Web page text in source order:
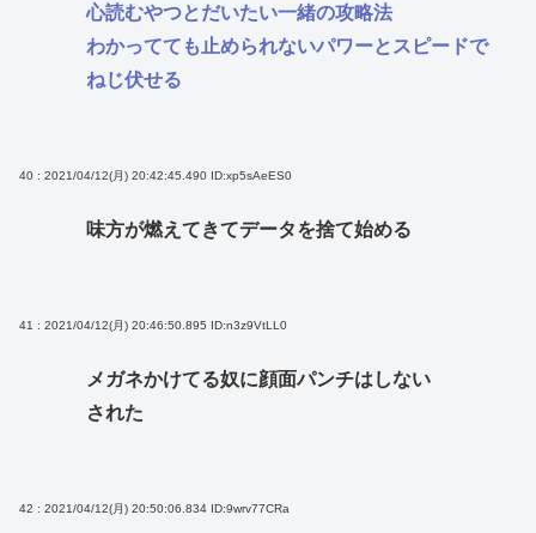
心読むやつとだいたい一緒の攻略法
わかってても止められないパワーとスピードで
ねじ伏せる
40 : 2021/04/12(月) 20:42:45.490 ID:xp5sAeES0
味方が燃えてきてデータを捨て始める
41 : 2021/04/12(月) 20:46:50.895 ID:n3z9VtLL0
メガネかけてる奴に顔面パンチはしない
された
42 : 2021/04/12(月) 20:50:06.834 ID:9wrv77CRa